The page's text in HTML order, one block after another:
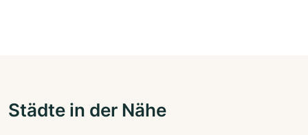
Städte in der Nähe